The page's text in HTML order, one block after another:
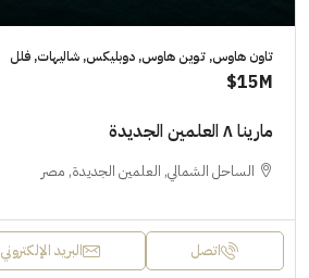
تاون هاوس, توين هاوس, دوبليكس, شاليهات, فلل
15M$
مارينا ٨ العلمين الجديدة
الساحل الشمالي, العلمين الجديدة, مصر
اتصل البريد الإلكتروني